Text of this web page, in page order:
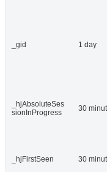
_gid 1 day
_hjAbsoluteSes
sionInProgress
30
_hjFirstSeen 30